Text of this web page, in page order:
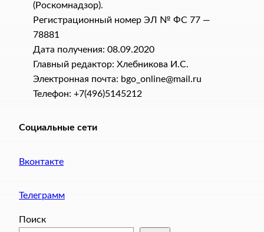
(Роскомнадзор).
Регистрационный номер ЭЛ № ФС 77 —
78881
Дата получения: 08.09.2020
Главный редактор: Хлебникова И.C.
Электронная почта: bgo_online@mail.ru
Телефон: +7(496)5145212
Социальные сети
Вконтакте
Телеграмм
Поиск